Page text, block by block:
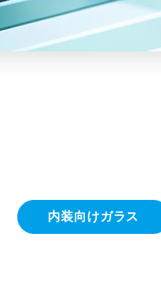
内装向けガラス